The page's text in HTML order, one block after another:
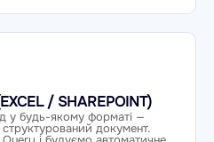
/ SHAREPOINT)
у будь-якому форматі —
документ.